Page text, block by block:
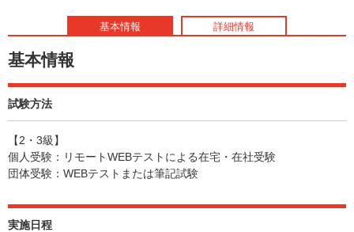
基本情報 詳細情報
基本情報
試験方法
【2・3級】
個人受験：リモートWEBテストによる在宅・在社受験
団体受験：WEBテストまたは筆記試験
実施日程